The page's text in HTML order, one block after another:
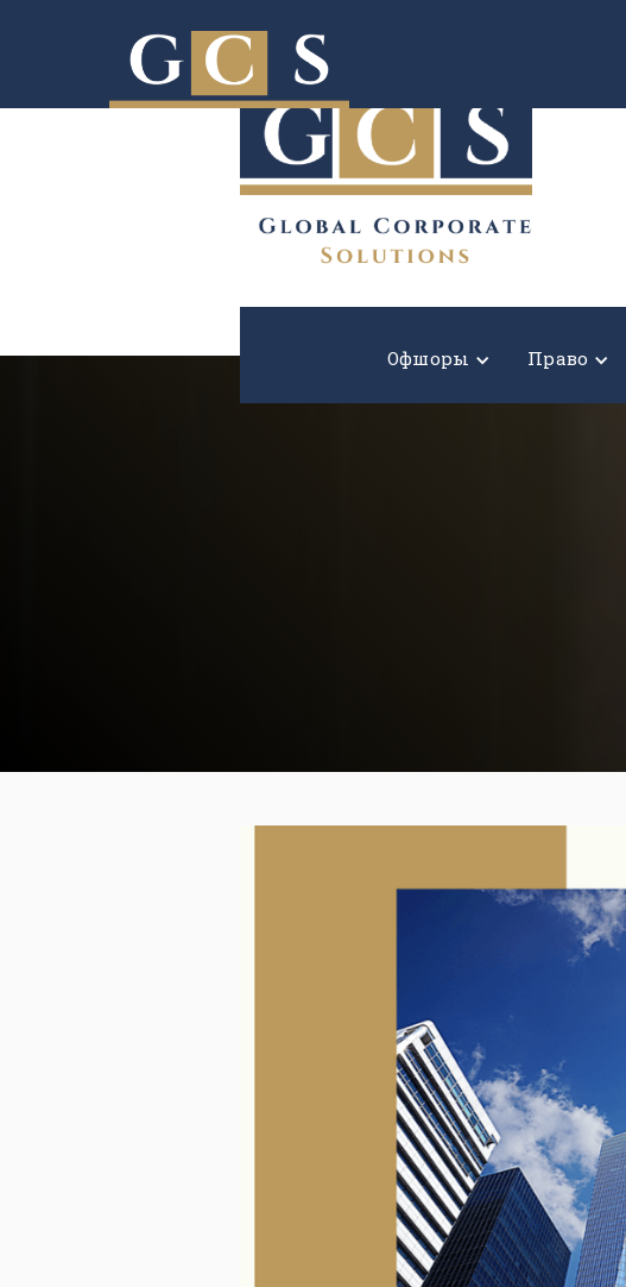
Расширьте границы вашего бизнеса!
Офшоры Право